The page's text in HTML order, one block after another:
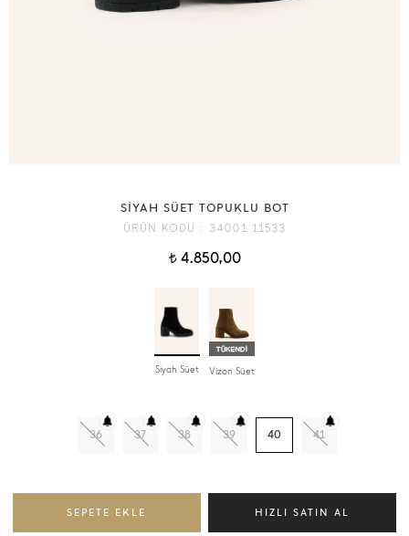
SİYAH SÜET TOPUKLU BOT
ÜRÜN KODU : 34001 11533
t4.850,00
Siyah Süet Vizon Süet
36 37 38 39 40 41